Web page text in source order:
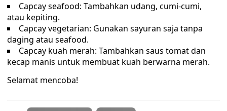
Capcay seafood: Tambahkan udang, cumi-cumi,
atau kepiting.
Capcay vegetarian: Gunakan sayuran saja tanpa
daging atau seafood.
Capcay kuah merah: Tambahkan saus tomat dan
kecap manis untuk membuat kuah berwarna merah.
Selamat mencoba!